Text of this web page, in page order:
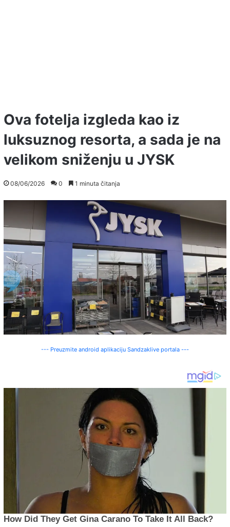
Ova fotelja izgleda kao iz
luksuznog resorta, a sada je na
velikom sniženju u JYSK
08/06/2026 0 1 minuta čitanja
--- Preuzmite android aplikaciju Sandzaklive portala ---